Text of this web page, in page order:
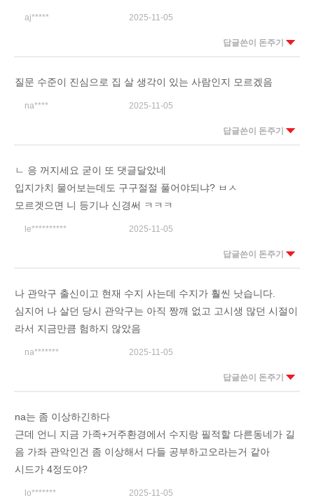
aj***** 2025-11-05
답글쓴이 돈주기
질문 수준이 진심으로 집 살 생각이 있는 사람인지 모르겠음
na**** 2025-11-05
답글쓴이 돈주기
ㄴ 응 꺼지세요 굳이 또 댓글달았네
입지가치 물어보는데도 구구절절 풀어야되냐? ㅂㅅ
모르겟으면 니 등기나 신경써 ㅋㅋㅋ
le********** 2025-11-05
답글쓴이 돈주기
나 관악구 출신이고 현재 수지 사는데 수지가 훨씬 낫습니다.
심지어 나 살던 당시 관악구는 아직 짱깨 없고 고시생 많던 시절이
라서 지금만큼 험하지 않았음
na******* 2025-11-05
답글쓴이 돈주기
na는 좀 이상하긴하다
근데 언니 지금 가족+거주환경에서 수지랑 필적할 다른동네가 길
음 가좌 관악인건 좀 이상해서 다들 공부하고오라는거 같아
시드가 4정도야?
lo******* 2025-11-05